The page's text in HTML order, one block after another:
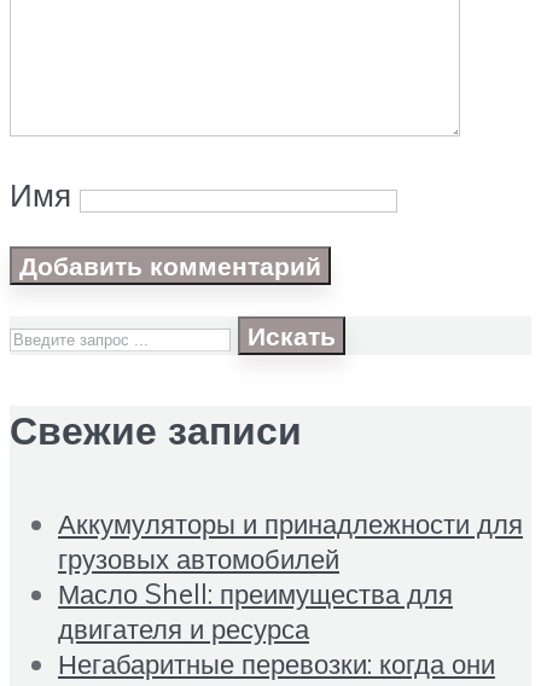
Имя
Искать
Свежие записи
Аккумуляторы и принадлежности для
грузовых автомобилей
Масло Shell: преимущества для
двигателя и ресурса
Негабаритные перевозки: когда они